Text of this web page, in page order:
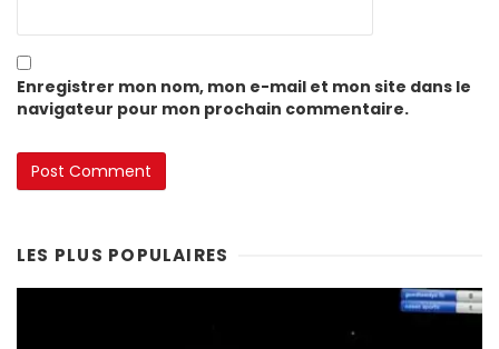
Enregistrer mon nom, mon e-mail et mon site dans le
navigateur pour mon prochain commentaire.
LES PLUS POPULAIRES